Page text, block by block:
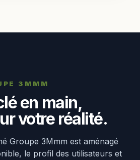
3MMM
en main,
votre réalité.
Groupe 3Mmm est aménagé
le profil des utilisateurs et